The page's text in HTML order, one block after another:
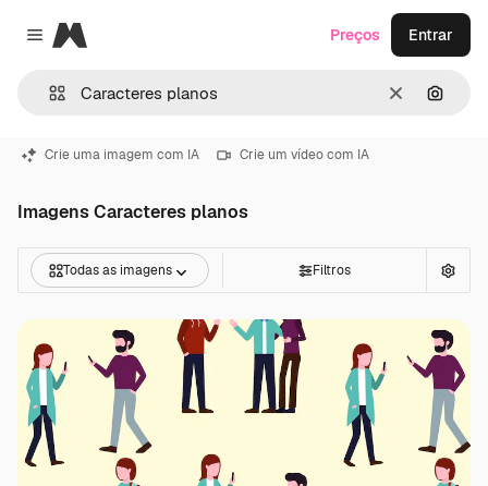
Close menu
Magnific
Limpar
Preços Entrar
Crie uma imagem com IA Crie um vídeo com IA
Imagens Caracteres planos
Todas as imagens Filtros